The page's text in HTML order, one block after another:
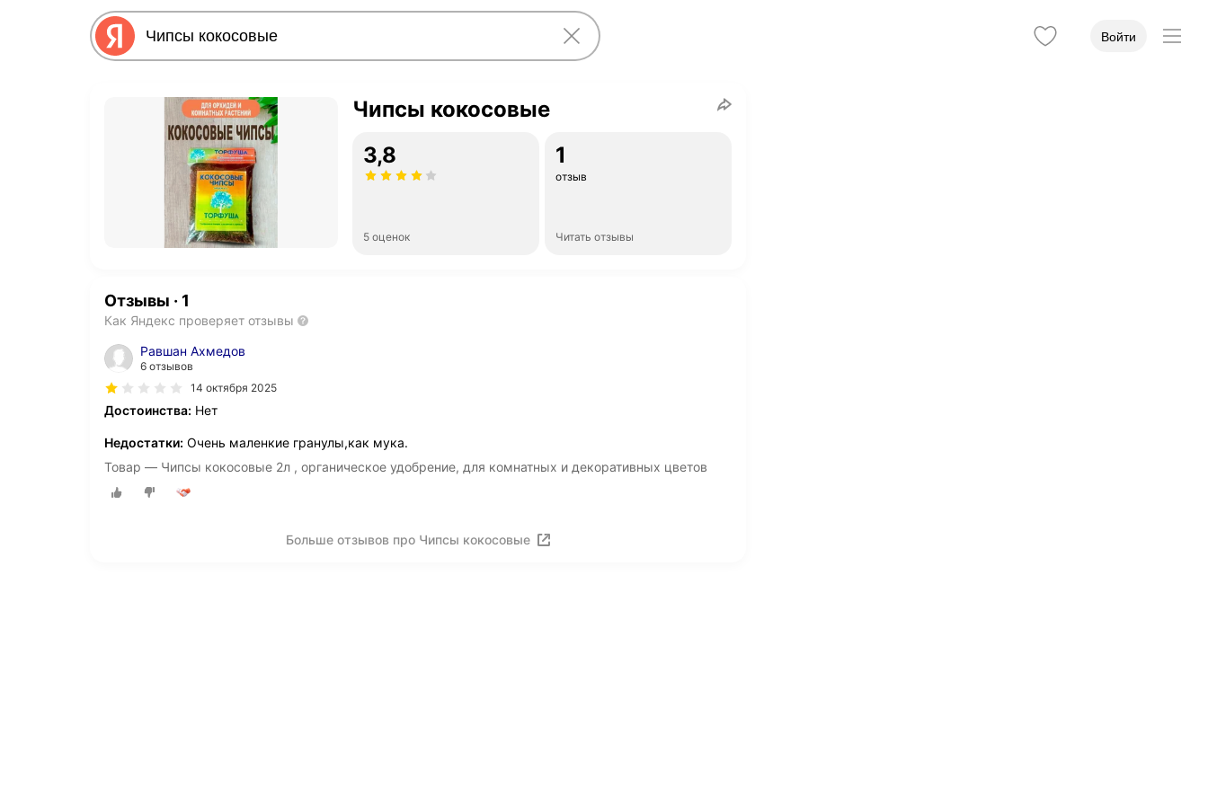
Войти
Чипсы кокосовые
3,8
5 оценок
1
отзыв
Читать отзывы
Отзывы · 1
Как Яндекс проверяет отзывы
Равшан Ахмедов
6 отзывов
14 октября 2025
Достоинства: Нет
Недостатки: Очень маленкие гранулы,как мука.
Товар — Чипсы кокосовые 2л , органическое удобрение, для комнатных и декоративных цветов
Больше отзывов про Чипсы кокосовые